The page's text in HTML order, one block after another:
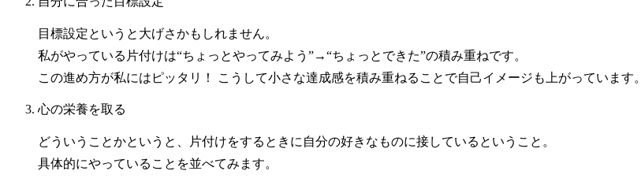
目標設定というと大げさかもしれません。
私がやっている片付けは“ちょっとやってみよう”→“ちょっとできた”の積み重ねです。
この進め方が私にはピッタリ！ こうして小さな達成感を積み重ねることで自己イメージも上がっています。
心の栄養を取る
どういうことかというと、片付けをするときに自分の好きなものに接しているということ。
具体的にやっていることを並べてみます。